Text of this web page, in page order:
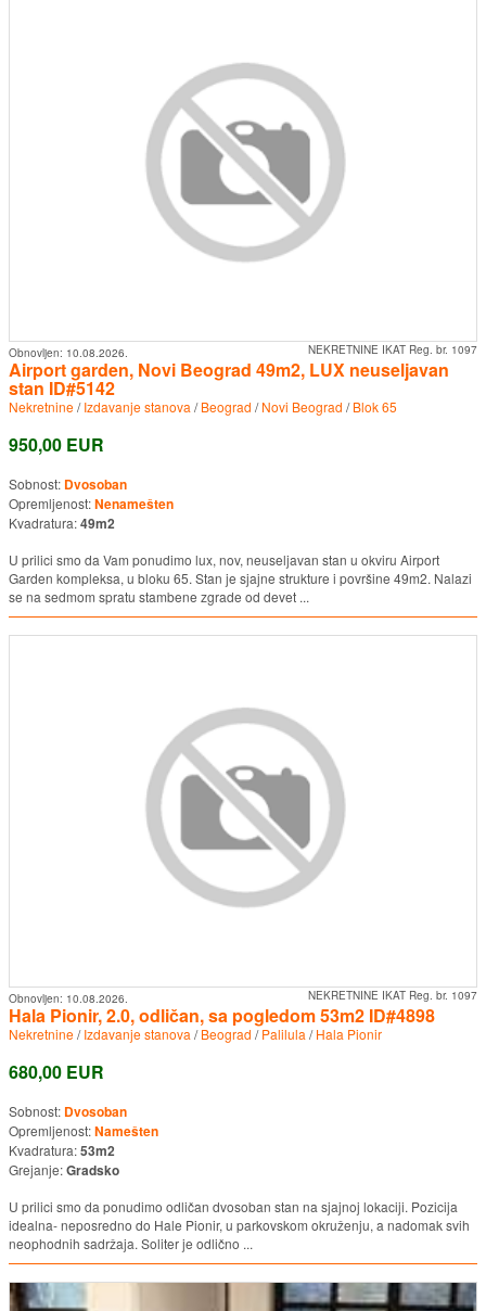
NEKRETNINE IKAT Reg. br. 1097
Obnovljen: 10.08.2026.
Airport garden, Novi Beograd 49m2, LUX neuseljavan
stan ID#5142
Nekretnine/Izdavanje stanova /Beograd /Novi Beograd /Blok 65
950,00 EUR
Sobnost: Dvosoban
Opremljenost:Nenamešten
Kvadratura:49m2
U prilici smo da Vam ponudimo lux, nov, neuseljavan stan u okviru Airport
Garden kompleksa, u bloku 65. Stan je sjajne strukture i površine 49m2. Nalazi
se na sedmom spratu stambene zgrade od devet ...
NEKRETNINE IKAT Reg. br. 1097
Obnovljen: 10.08.2026.
Hala Pionir, 2.0, odličan, sa pogledom 53m2 ID#4898
Nekretnine/Izdavanje stanova /Beograd /Palilula /Hala Pionir
680,00 EUR
Sobnost: Dvosoban
Opremljenost:Namešten
Kvadratura:53m2
Grejanje:Gradsko
U prilici smo da ponudimo odličan dvosoban stan na sjajnoj lokaciji. Pozicija
idealna- neposredno do Hale Pionir, u parkovskom okruženju, a nadomak svih
neophodnih sadržaja. Soliter je odlično ...